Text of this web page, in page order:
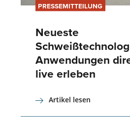
PRESSEMITTEILUNG
Neueste
Anwendungen
live erleben
Artikel lesen